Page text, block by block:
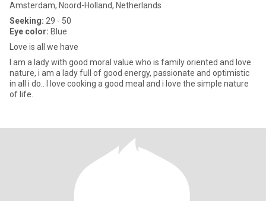
Amsterdam, Noord-Holland, Netherlands
Seeking: 29 - 50
Eye color: Blue
Love is all we have
I am a lady with good moral value who is family oriented and love
nature, i am a lady full of good energy, passionate and optimistic
in all i do.. I love cooking a good meal and i love the simple nature
of life.